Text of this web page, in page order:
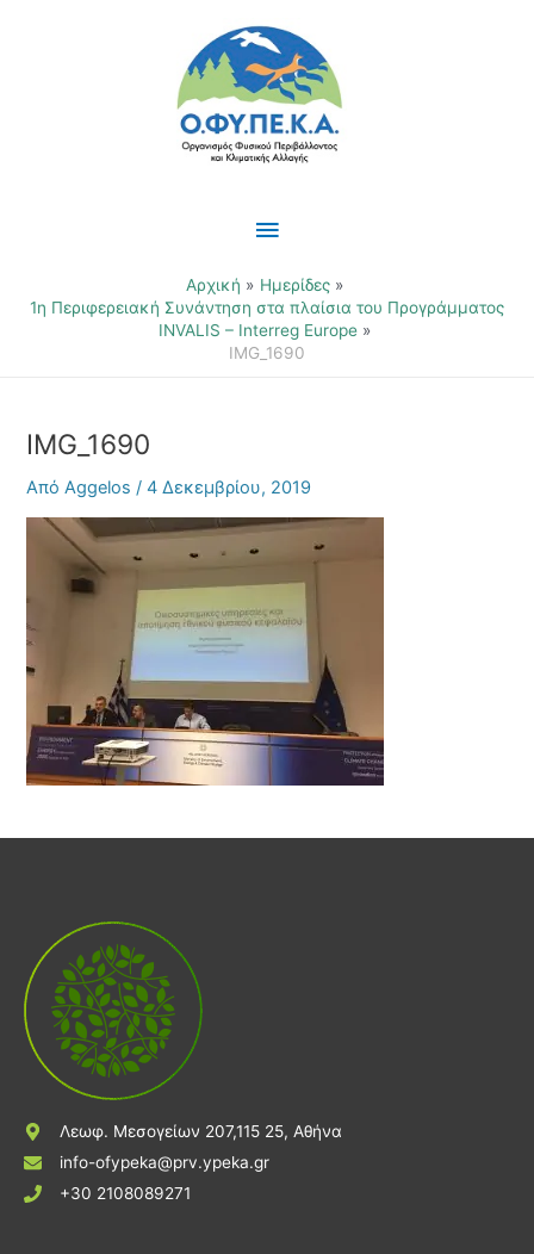
Κύριο
Μενού
Αρχική
Ημερίδες
1η Περιφερειακή Συνάντηση στα πλαίσια του Προγράμματος
INVALIS – Interreg Europe
IMG_1690
IMG_1690
ΑπόAggelos/4 Δεκεμβρίου, 2019
Λεωφ. Μεσογείων 207,115 25, Αθήνα
info-ofypeka@prv.ypeka.gr
+30 2108089271